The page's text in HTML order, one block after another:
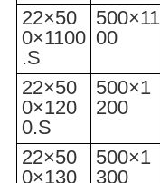
22×50
0×1100
.S
500×11
00
22×50
0×120
0.S
500×1
200
22×50
0×130
500×1
300